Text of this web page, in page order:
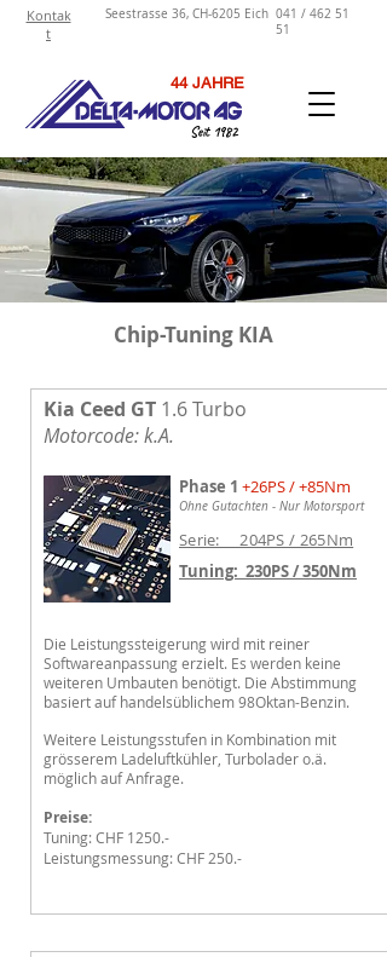
Kontak
t
Seestrasse 36, CH-6205 Eich 041 / 462 51
51
44 JAHRE
Seit 1982
Chip-Tuning KIA
Kia Ceed GT 1.6Turbo
Motorcode: k.A.
Phase 1 +26PS / +85Nm
Ohne Gutachten - Nur Motorsport
Serie: 204PS / 265Nm
Tuning: 230PS / 350Nm
Die Leistungssteigerung wird mit reiner
Softwareanpassung erzielt. Es werden keine
weiteren Umbauten benötigt. Die Abstimmung
basiert auf handelsüblichem 98Oktan-Benzin.
Weitere Leistungsstufen in Kombination mit
grösserem Ladeluftkühler, Turbolader o.ä.
möglich auf Anfrage.
Preise:
Tuning: CHF 1250.-
Leistungsmessung: CHF 250.-